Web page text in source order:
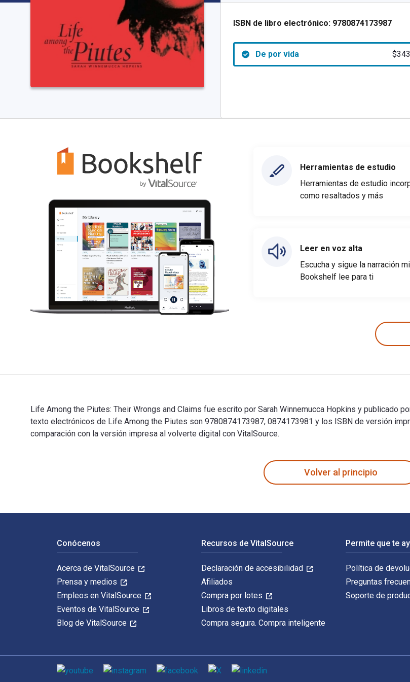
ISBN de libro electrónico: 9780874173987
De por vida
Herramientas de estudio
Herramientas de estudio
como resaltados y más
Leer en voz alta
Escucha y sigue la narración
Bookshelf lee para ti
Life Among the Piutes: Their Wrongs and Claims fue escrito por Sarah Winnemucca Hopkins y publicado
texto electrónicos de Life Among the Piutes son 9780874173987, 0874173981 y los ISBN de versión
comparación con la versión impresa al volverte digital con VitalSource.
Volver al principio
Conócenos
Acerca de VitalSource
Prensa y medios
Empleos en VitalSource
Eventos de VitalSource
Blog de VitalSource
Recursos de VitalSource
Declaración de accesibilidad
Afiliados
Compra por lotes
Libros de texto digitales
Compra segura. Compra inteligente
Permite que te
Política de
Preguntas
Soporte de
Medios de comunicación social